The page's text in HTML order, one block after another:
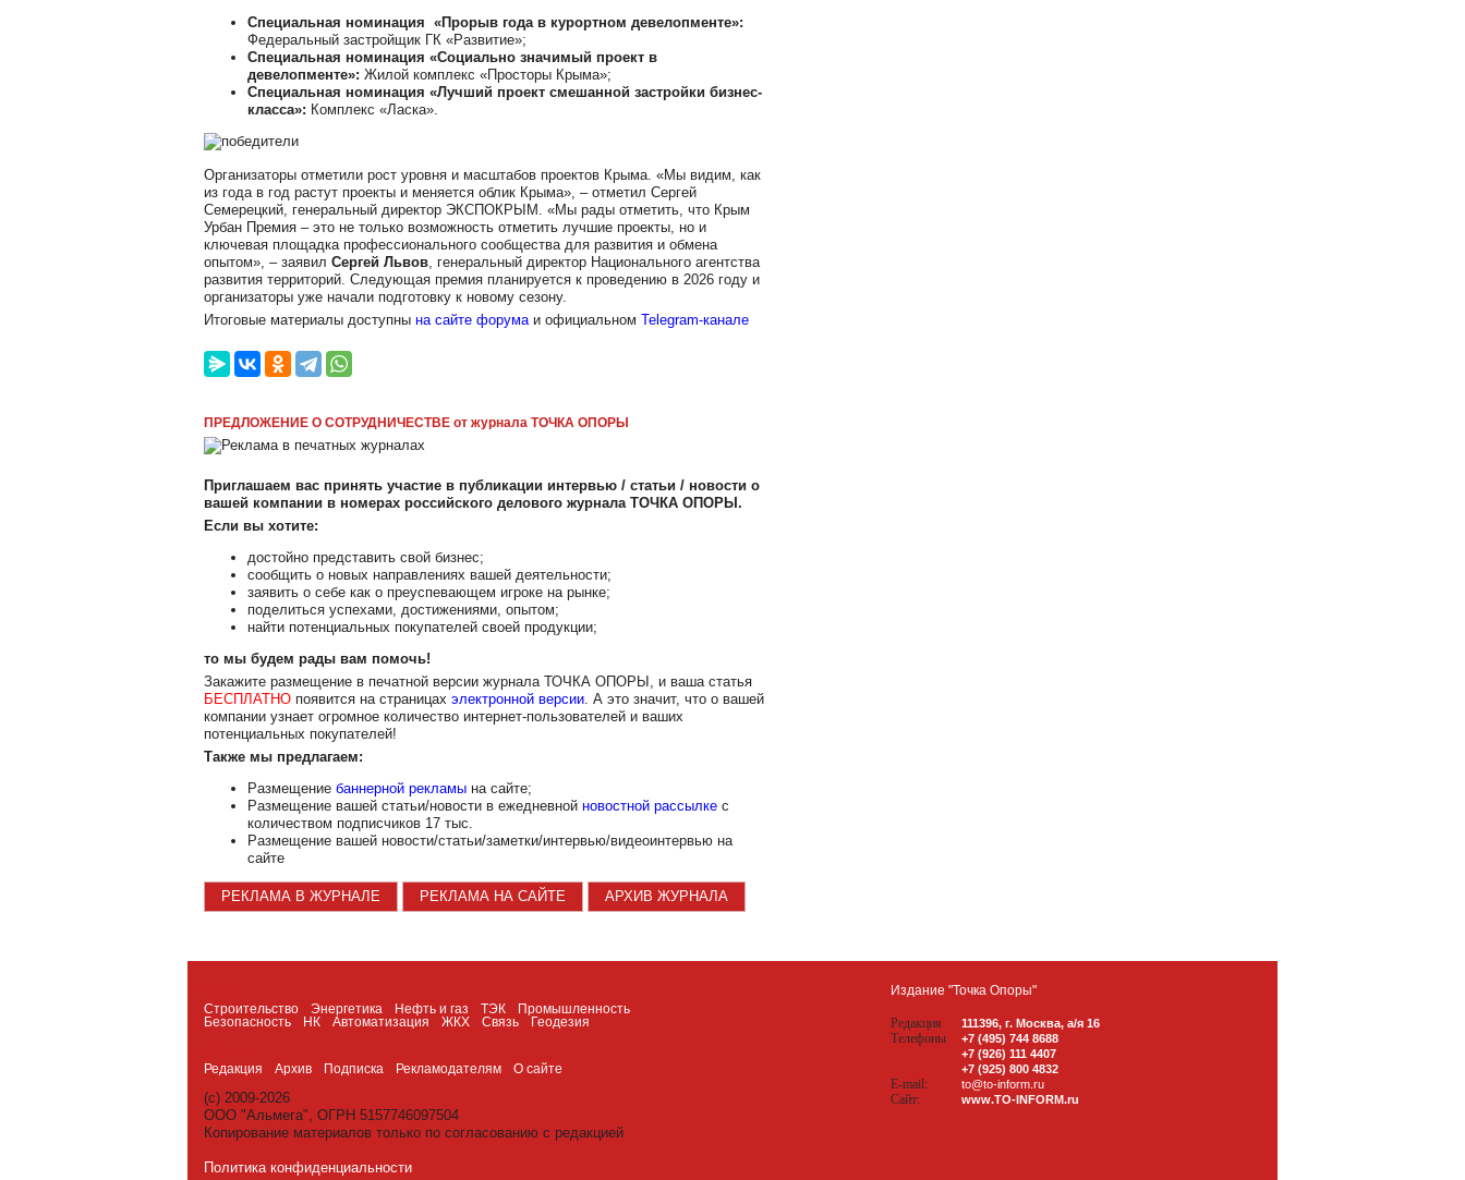
Специальная номинация «Прорыв года в курортном девелопменте»:
Федеральный застройщик ГК «Развитие»;
Специальная номинация «Социально значимый проект в
девелопменте»: Жилой комплекс «Просторы Крыма»;
Специальная номинация «Лучший проект смешанной застройки бизнес-
класса»: Комплекс «Ласка».
Организаторы отметили рост уровня и масштабов проектов Крыма. «Мы видим, как
из года в год растут проекты и меняется облик Крыма», – отметил Сергей
Семерецкий, генеральный директор ЭКСПОКРЫМ. «Мы рады отметить, что Крым
Урбан Премия – это не только возможность отметить лучшие проекты, но и
ключевая площадка профессионального сообщества для развития и обмена
опытом», – заявил Сергей Львов, генеральный директор Национального агентства
развития территорий. Следующая премия планируется к проведению в 2026 году и
организаторы уже начали подготовку к новому сезону.
Итоговые материалы доступны на сайте форумаи официальном Telegram-канале
ПРЕДЛОЖЕНИЕ О СОТРУДНИЧЕСТВЕ от журнала ТОЧКА ОПОРЫ
Приглашаем вас принять участие в публикации интервью / статьи / новости о
вашей компании в номерах российского делового журнала ТОЧКА ОПОРЫ.
Если вы хотите:
достойно представить свой бизнес;
сообщить о новых направлениях вашей деятельности;
заявить о себе как о преуспевающем игроке на рынке;
поделиться успехами, достижениями, опытом;
найти потенциальных покупателей своей продукции;
то мы будем рады вам помочь!
Закажите размещение в печатной версии журнала ТОЧКА ОПОРЫ, и ваша статья
БЕСПЛАТНО появится на страницах электронной версии. А это значит, что о вашей
компании узнает огромное количество интернет-пользователей и ваших
потенциальных покупателей!
Также мы предлагаем:
Размещение баннерной рекламы на сайте;
Размещение вашей статьи/новости в ежедневной новостной рассылке с
количеством подписчиков 17 тыс.
Размещение вашей новости/статьи/заметки/интервью/видеоинтервью на
сайте
РЕКЛАМА В ЖУРНАЛЕ РЕКЛАМА НА САЙТЕ АРХИВ ЖУРНАЛА
Строительство
Энергетика Нефть и газ ТЭК
Промышленность
Безопасность
НК Автоматизация ЖКХ Связь
Геодезия
Редакция
Архив Подписка Рекламодателям О сайте
(c) 2009-2026
ООО "Альмега", ОГРН 5157746097504
Копирование материалов только по согласованию с редакцией
Политика конфиденциальности
Издание "Точка Опоры"
Редакция 111396, г. Москва, а/я 16
Телефоны
+7 (495) 744 8688
+7 (926) 111 4407
+7 (925) 800 4832
E-mail: to@to-inform.ru
Сайт: www.TO-INFORM.ru